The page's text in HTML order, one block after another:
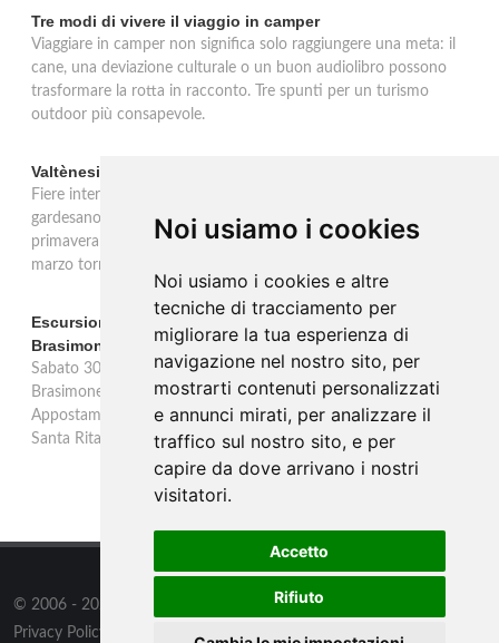
Noi usiamo i cookies
Noi usiamo i cookies e altre
tecniche di tracciamento per
migliorare la tua esperienza di
navigazione nel nostro sito, per
mostrarti contenuti personalizzati
e annunci mirati, per analizzare il
traffico sul nostro sito, e per
capire da dove arrivano i nostri
visitatori.
Accetto
Rifiuto
Tre modi di vivere il viaggio in camper
Viaggiare in camper non significa solo raggiungere una meta: il
cane, una deviazione culturale o un buon audiolibro possono
trasformare la rotta in racconto. Tre spunti per un turismo
outdoor più consapevole.
Valtènesi: una primavera di eventi tra rosé e Lago di Garda
Fiere internazionali, eventi sul territorio e racconto del rosé
gardesano. Il Consorzio Valtènesi presenta il calendario della
primavera 2026 sulla sponda bresciana del Lago di Garda. Il 23
marzo torna La Prima del Valtènesi per stampa e operatori.
Escursione con appostamento ai Laghi di Suviana e
Brasimone: caccia fotografica alla fauna
Sabato 30 agosto escursione speciale ai Laghi di Suviana e
Brasimone dalle 17 alle 23 per osservare cervi, volpi, lepri e lupi.
Appostamento al crepuscolo nel massimo silenzio. Ritrovo Chiesa
Santa Rita al Brasimone, prenotazione obbligatoria.
© 2006 - 2026
tutti i diritti riservati.
Privacy Policy
Preferenze sui Cookies